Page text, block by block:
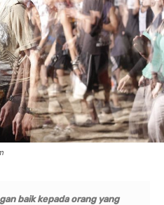
baik kepada orang yang